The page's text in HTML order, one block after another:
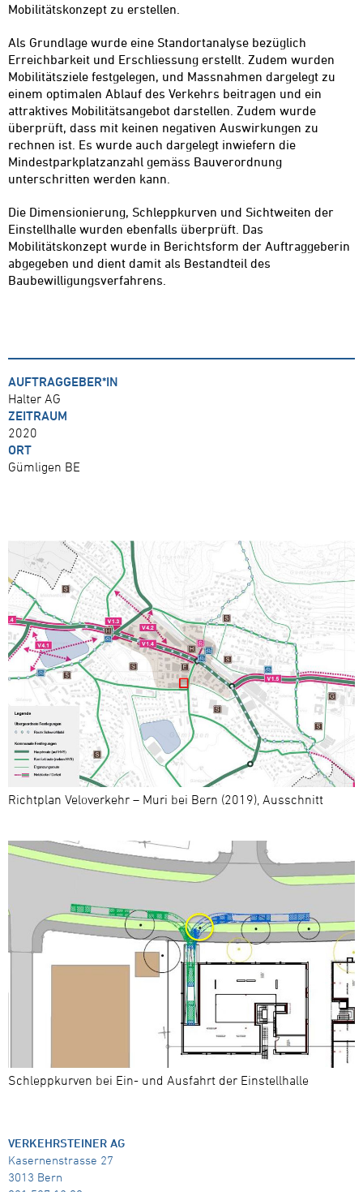
Mobilitätskonzept zu erstellen.
Als Grundlage wurde eine Standortanalyse bezüglich
Erreichbarkeit und Erschliessung erstellt. Zudem wurden
Mobilitätsziele festgelegen, und Massnahmen dargelegt zu
einem optimalen Ablauf des Verkehrs beitragen und ein
attraktives Mobilitätsangebot darstellen. Zudem wurde
überprüft, dass mit keinen negativen Auswirkungen zu
rechnen ist. Es wurde auch dargelegt inwiefern die
Mindestparkplatzanzahl gemäss Bauverordnung
unterschritten werden kann.
Die Dimensionierung, Schleppkurven und Sichtweiten der
Einstellhalle wurden ebenfalls überprüft. Das
Mobilitätskonzept wurde in Berichtsform der Auftraggeberin
abgegeben und dient damit als Bestandteil des
Baubewilligungsverfahrens.
AUFTRAGGEBER*IN
Halter AG
ZEITRAUM
2020
ORT
Gümligen BE
Richtplan Veloverkehr – Muri bei Bern (2019), Ausschnitt
Schleppkurven bei Ein- und Ausfahrt der Einstellhalle
VERKEHRSTEINER AG
Kasernenstrasse 27
3013 Bern